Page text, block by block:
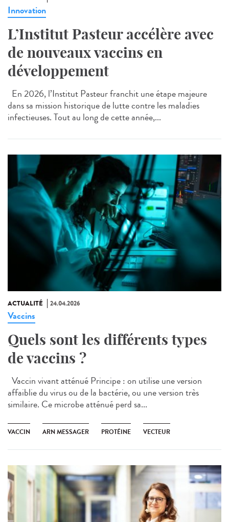
Innovation
L’Institut Pasteur accélère avec
de nouveaux vaccins en
développement
En 2026, l’Institut Pasteur franchit une étape majeure
dans sa mission historique de lutte contre les maladies
infectieuses. Tout au long de cette année,...
ACTUALITÉ 24.04.2026
Vaccins
Quels sont les différents types
de vaccins ?
Vaccin vivant atténué Principe : on utilise une version
affaiblie du virus ou de la bactérie, ou une version très
similaire. Ce microbe atténué perd sa...
VACCIN ARN MESSAGER PROTÉINE VECTEUR